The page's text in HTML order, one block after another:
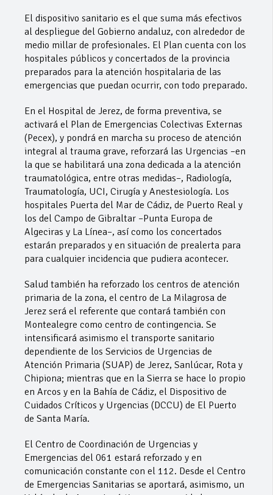
El dispositivo sanitario es el que suma más efectivos
al despliegue del Gobierno andaluz, con alrededor de
medio millar de profesionales. El Plan cuenta con los
hospitales públicos y concertados de la provincia
preparados para la atención hospitalaria de las
emergencias que puedan ocurrir, con todo preparado.
En el Hospital de Jerez, de forma preventiva, se
activará el Plan de Emergencias Colectivas Externas
(Pecex), y pondrá en marcha su proceso de atención
integral al trauma grave, reforzará las Urgencias –en
la que se habilitará una zona dedicada a la atención
traumatológica, entre otras medidas–, Radiología,
Traumatología, UCI, Cirugía y Anestesiología. Los
hospitales Puerta del Mar de Cádiz, de Puerto Real y
los del Campo de Gibraltar –Punta Europa de
Algeciras y La Línea–, así como los concertados
estarán preparados y en situación de prealerta para
para cualquier incidencia que pudiera acontecer.
Salud también ha reforzado los centros de atención
primaria de la zona, el centro de La Milagrosa de
Jerez será el referente que contará también con
Montealegre como centro de contingencia. Se
intensificará asimismo el transporte sanitario
dependiente de los Servicios de Urgencias de
Atención Primaria (SUAP) de Jerez, Sanlúcar, Rota y
Chipiona; mientras que en la Sierra se hace lo propio
en Arcos y en la Bahía de Cádiz, el Dispositivo de
Cuidados Críticos y Urgencias (DCCU) de El Puerto
de Santa María.
El Centro de Coordinación de Urgencias y
Emergencias del 061 estará reforzado y en
comunicación constante con el 112. Desde el Centro
de Emergencias Sanitarias se aportará, asimismo, un